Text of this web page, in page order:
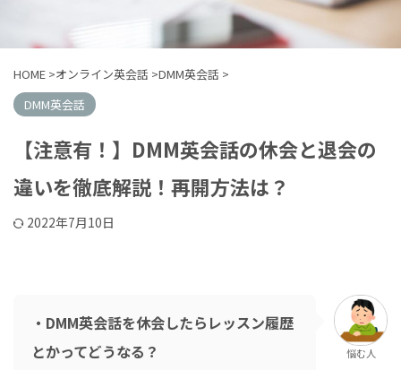
HOME >オンライン英会話 >DMM英会話 >
DMM英会話
【注意有！】DMM英会話の休会と退会の
違いを徹底解説！再開方法は？
2022年7月10日
・DMM英会話を休会したらレッスン履歴
とかってどうなる？
悩む人